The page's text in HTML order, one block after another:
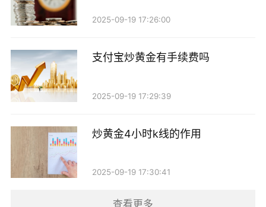
2025-09-19 17:26:00
支付宝炒黄金有手续费吗
2025-09-19 17:29:39
炒黄金4小时k线的作用
2025-09-19 17:30:41
查看更多